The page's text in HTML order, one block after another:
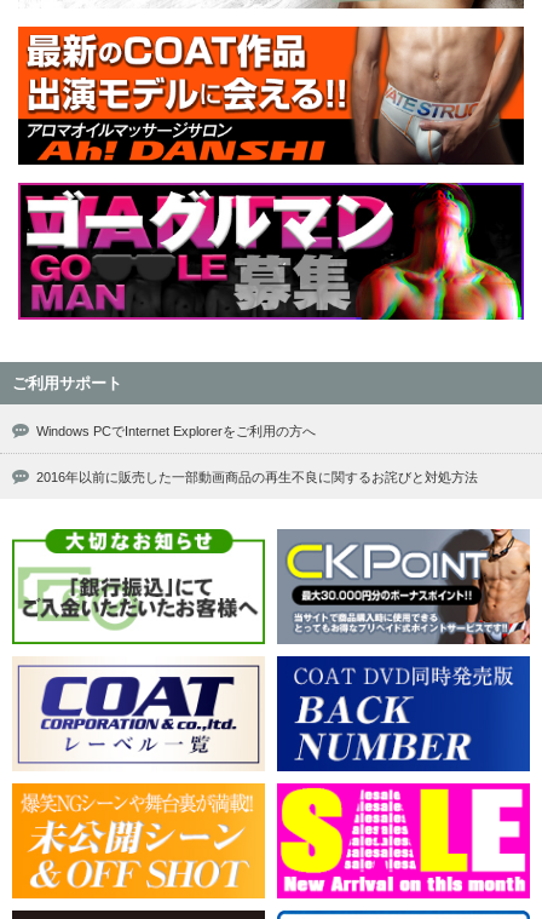
ご利用サポート
Windows PCでInternet Explorerをご利用の方へ
2016年以前に販売した一部動画商品の再生不良に関するお詫びと対処方法